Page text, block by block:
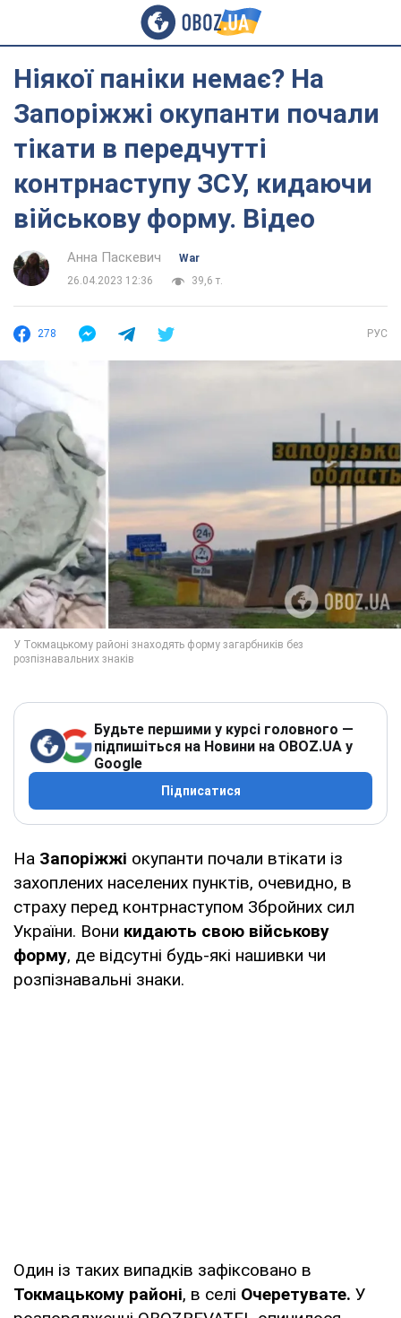
Ніякої паніки немає? На
Запоріжжі окупанти почали
тікати в передчутті
контрнаступу ЗСУ, кидаючи
військову форму. Відео
Анна Паскевич
War
26.04.2023 12:36
39,6 т.
278 РУС
Будьте першими у курсі головного —
підпишіться на Новини на OBOZ.UA у
Google
Підписатися
На Запоріжжі окупанти почали втікати із
захоплених населених пунктів, очевидно, в
страху перед контрнаступом Збройних сил
України. Вони кидають свою військову
форму, де відсутні будь-які нашивки чи
розпізнавальні знаки.
Один із таких випадків зафіксовано в
Токмацькому районі, в селі Очеретувате. У